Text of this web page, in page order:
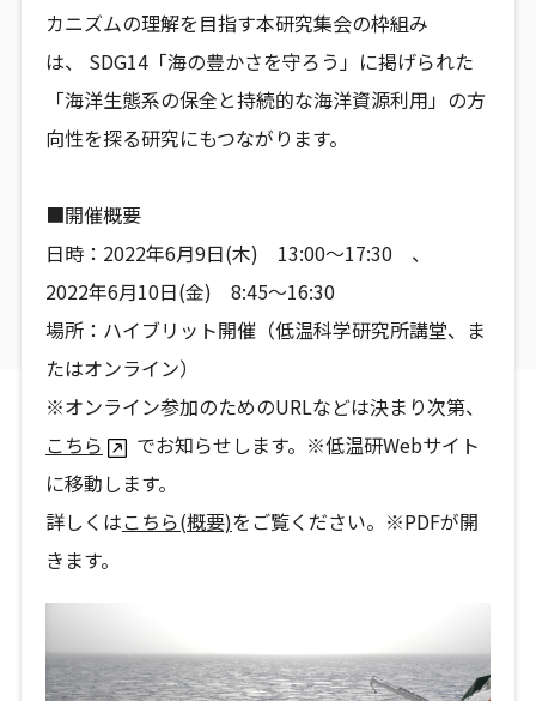
カニズムの理解を目指す本研究集会の枠組み
は、 SDG14「海の豊かさを守ろう」に掲げられた
「海洋生態系の保全と持続的な海洋資源利用」の方
向性を探る研究にもつながります。
■開催概要
日時：2022年6月9日(木) 13:00～17:30 、
2022年6月10日(金) 8:45～16:30
場所：ハイブリット開催（低温科学研究所講堂、ま
たはオンライン）
※オンライン参加のためのURLなどは決まり次第、
こちら
でお知らせします。※低温研Webサイト
に移動します。
詳しくはこちら(概要)をご覧ください。※PDFが開
きます。